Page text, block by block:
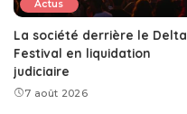
Actus
La société derrière le Delta
Festival en liquidation
judiciaire
7 août 2026